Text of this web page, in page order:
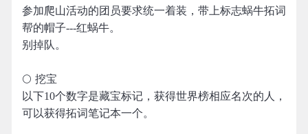
参加爬山活动的团员要求统一着装，带上标志蜗牛拓词
帮的帽子---红蜗牛。
别掉队。
🌕 挖宝
以下10个数字是藏宝标记，获得世界榜相应名次的人，
可以获得拓词笔记本一个。